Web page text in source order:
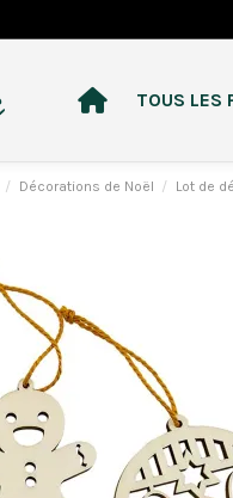
TOUS LES
Décorations de Noël Lot de